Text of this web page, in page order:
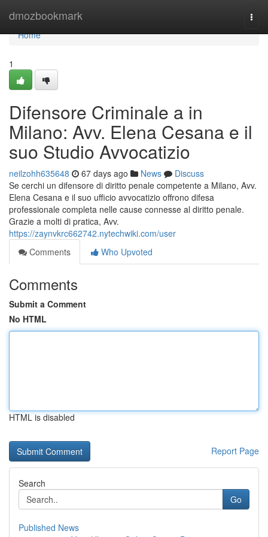
dmozbookmark
Home
Home
1
Difensore Criminale a in
Milano: Avv. Elena Cesana e il
suo Studio Avvocatizio
neilzohh635648 67 days ago News
Discuss
Se cerchi un difensore di diritto penale competente a Milano, Avv.
Elena Cesana e il suo ufficio avvocatizio offrono difesa
professionale completa nelle cause connesse al diritto penale.
Grazie a molti di pratica, Avv.
https://zaynvkrc662742.nytechwiki.com/user
Comments
Who Upvoted
Comments
Submit a Comment
No HTML
HTML is disabled
Report Page
Search
Go
Published News